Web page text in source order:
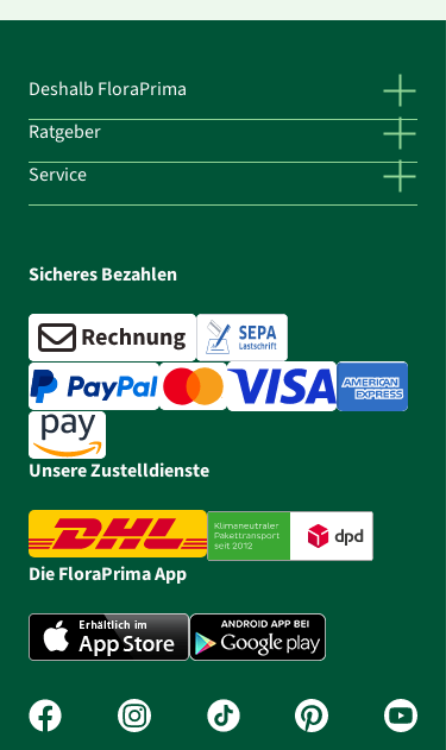
Deshalb FloraPrima
Ratgeber
Service
Sicheres Bezahlen
Unsere Zustelldienste
Die FloraPrima App